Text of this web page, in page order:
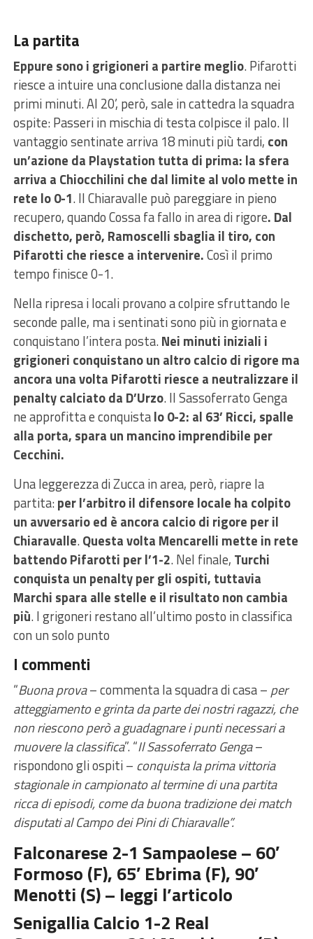
La partita
Eppure sono i grigioneri a partire meglio. Pifarotti
riesce a intuire una conclusione dalla distanza nei
primi minuti. Al 20’, però, sale in cattedra la squadra
ospite: Passeri in mischia di testa colpisce il palo. Il
vantaggio sentinate arriva 18 minuti più tardi, con
un’azione da Playstation tutta di prima: la sfera
arriva a Chiocchilini che dal limite al volo mette in
rete lo 0-1. Il Chiaravalle può pareggiare in pieno
recupero, quando Cossa fa fallo in area di rigore. Dal
dischetto, però, Ramoscelli sbaglia il tiro, con
Pifarotti che riesce a intervenire.Così il primo
tempo finisce 0-1.
Nella ripresa i locali provano a colpire sfruttando le
seconde palle, ma i sentinati sono più in giornata e
conquistano l’intera posta.Nei minuti iniziali i
grigioneri conquistano un altro calcio di rigore ma
ancora una volta Pifarotti riesce a neutralizzare il
penalty calciato da D’Urzo. Il Sassoferrato Genga
ne approfitta e conquistalo 0-2: al 63’ Ricci, spalle
alla porta, spara un mancino imprendibile per
Cecchini.
Una leggerezza di Zucca in area, però, riapre la
partita:per l’arbitro il difensore locale ha colpito
un avversario ed è ancora calcio di rigore per il
Chiaravalle.Questa volta Mencarelli mette in rete
battendo Pifarotti per l’1-2. Nel finale, Turchi
conquista un penalty per gli ospiti, tuttavia
Marchi spara alle stelle e il risultato non cambia
più. I grigoneri restano all’ultimo posto in classifica
con un solo punto
I commenti
“Buona prova– commenta la squadra di casa – per
atteggiamento e grinta da parte dei nostri ragazzi, che
non riescono però a guadagnare i punti necessari a
muovere la classifica”. “Il Sassoferrato Genga–
rispondono gli ospiti – conquista la prima vittoria
stagionale in campionato al termine di una partita
ricca di episodi, come da buona tradizione dei match
disputati al Campo dei Pini di Chiaravalle”.
Falconarese 2-1 Sampaolese – 60′
Formoso (F), 65′ Ebrima (F), 90′
Menotti (S) – leggi l’articolo
Senigallia Calcio 1-2 Real